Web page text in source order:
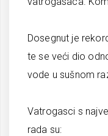
Dosegnut je
te se veći dio
vode u sušnom
Vatrogasci s
rada su: